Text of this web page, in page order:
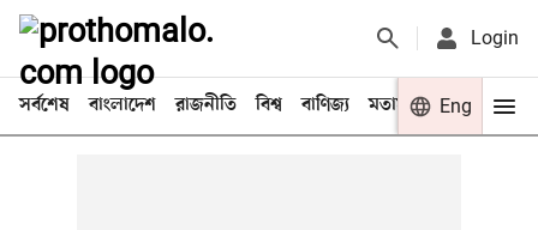
Login
সর্বশেষ বাংলাদেশ রাজনীতি বিশ্ব বাণিজ্য মতামত খেলা
Eng